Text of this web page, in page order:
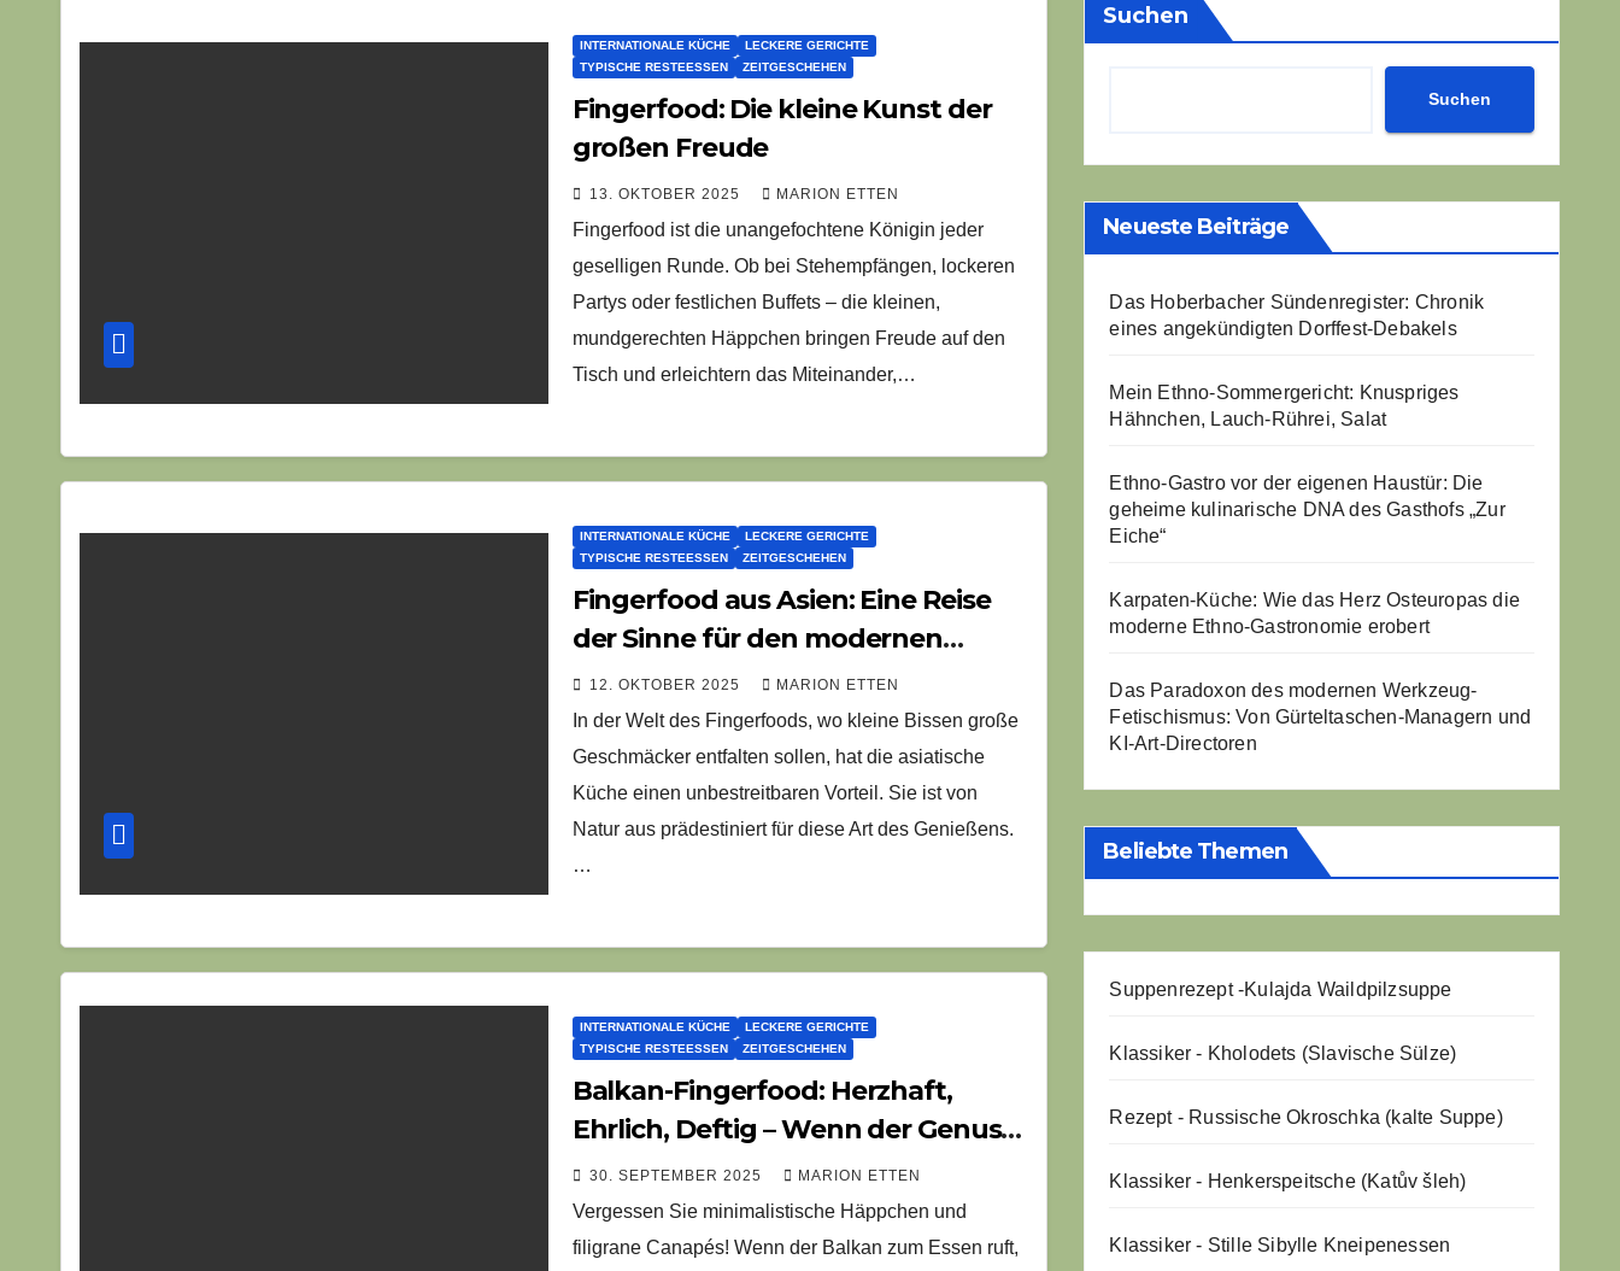
INTERNATIONALE KÜCHE
LECKERE GERICHTE
TYPISCHE RESTEESSEN
ZEITGESCHEHEN
Fingerfood: Die kleine Kunst der
großen Freude
13. OKTOBER 2025 MARION ETTEN
Fingerfood ist die unangefochtene Königin jeder
geselligen Runde. Ob bei Stehempfängen, lockeren
Partys oder festlichen Buffets – die kleinen,
mundgerechten Häppchen bringen Freude auf den
Tisch und erleichtern das Miteinander,…
INTERNATIONALE KÜCHE
LECKERE GERICHTE
TYPISCHE RESTEESSEN
ZEITGESCHEHEN
Fingerfood aus Asien: Eine Reise
der Sinne für den modernen
Genuss
12. OKTOBER 2025 MARION ETTEN
In der Welt des Fingerfoods, wo kleine Bissen große
Geschmäcker entfalten sollen, hat die asiatische
Küche einen unbestreitbaren Vorteil. Sie ist von
Natur aus prädestiniert für diese Art des Genießens.
…
INTERNATIONALE KÜCHE
LECKERE GERICHTE
TYPISCHE RESTEESSEN
ZEITGESCHEHEN
Balkan-Fingerfood: Herzhaft,
Ehrlich, Deftig – Wenn der Genuss
von der Hand in den Mund geht
30. SEPTEMBER 2025 MARION ETTEN
Vergessen Sie minimalistische Häppchen und
filigrane Canapés! Wenn der Balkan zum Essen ruft,
Suchen
Suchen
Neueste Beiträge
Das Hoberbacher Sündenregister: Chronik
eines angekündigten Dorffest-Debakels
Mein Ethno-Sommergericht: Knuspriges
Hähnchen, Lauch-Rührei, Salat
Ethno-Gastro vor der eigenen Haustür: Die
geheime kulinarische DNA des Gasthofs „Zur
Eiche“
Karpaten-Küche: Wie das Herz Osteuropas die
moderne Ethno-Gastronomie erobert
Das Paradoxon des modernen Werkzeug-
Fetischismus: Von Gürteltaschen-Managern und
KI-Art-Directoren
Beliebte Themen
Suppenrezept -Kulajda Waildpilzsuppe
Klassiker - Kholodets (Slavische Sülze)
Rezept - Russische Okroschka (kalte Suppe)
Klassiker - Henkerspeitsche (Katův šleh)
Klassiker - Stille Sibylle Kneipenessen